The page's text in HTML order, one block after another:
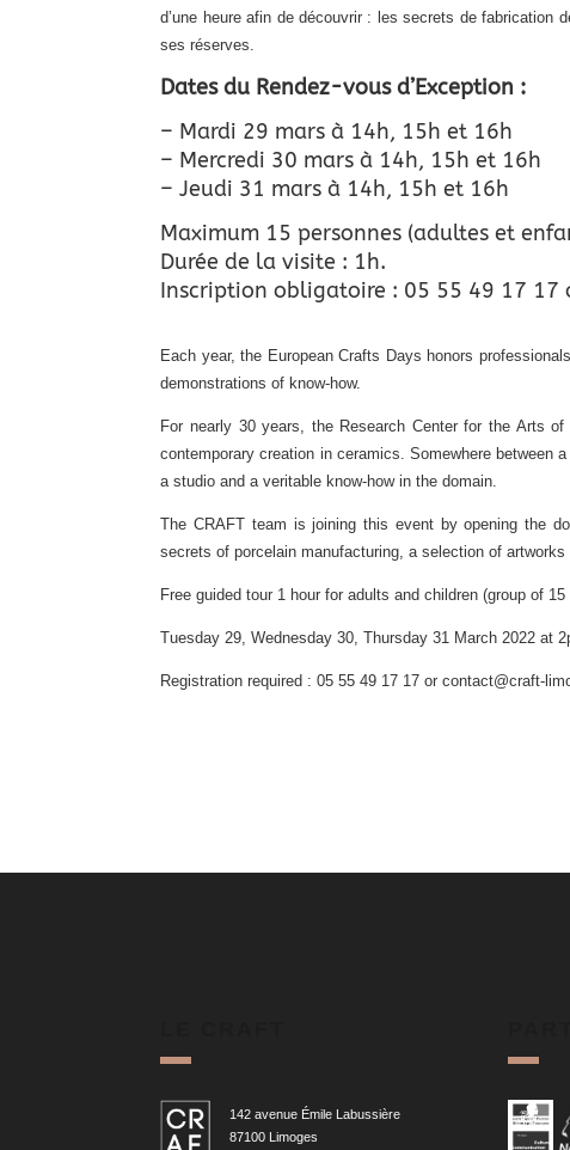
d’une heure afin de découvrir : les secrets de
ses réserves.
Dates du Rendez-vous d’Exception :
– Mardi 29 mars à 14h, 15h et 16h
– Mercredi 30 mars à 14h, 15h et 16h
– Jeudi 31 mars à 14h, 15h et 16h
Maximum 15 personnes (adultes et
Durée de la visite : 1h.
Inscription obligatoire : 05 55 49 17 17
Each year, the European Crafts Days honors
demonstrations of know-how.
For nearly 30 years, the Research Center for the Arts
contemporary creation in ceramics. Somewhere between
a studio and a veritable know-how in the domain.
The CRAFT team is joining this event by opening the
secrets of porcelain manufacturing, a selection of
Free guided tour 1 hour for adults and children (group of
Tuesday 29, Wednesday 30, Thursday 31 March 2022 at
Registration required : 05 55 49 17 17 or contact@craft-
142 avenue Émile Labussière
87100 Limoges